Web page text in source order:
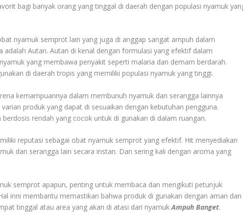
bagi banyak orang yang tinggal di daerah dengan populasi nyamuk
nyamuk semprot lain yang juga di anggap sangat ampuh dalam
adalah Autan. Autan di kenal dengan formulasi yang efektif dalam
yang membawa penyakit seperti malaria dan demam berdarah.
di daerah tropis yang memiliki populasi nyamuk yang tinggi.
kemampuannya dalam membunuh nyamuk dan serangga lainnya
produk yang dapat di sesuaikan dengan kebutuhan pengguna.
rendah yang cocok untuk di gunakan di dalam ruangan.
reputasi sebagai obat nyamuk semprot yang efektif. Hit menyediakan
dan serangga lain secara instan. Dan sering kali dengan aroma yang
semprot apapun, penting untuk membaca dan mengikuti petunjuk
inni membantu memastikan bahwa produk di gunakan dengan aman dan
tinggal atau area yang akan di atasi dari nyamukAmpuh Banget.